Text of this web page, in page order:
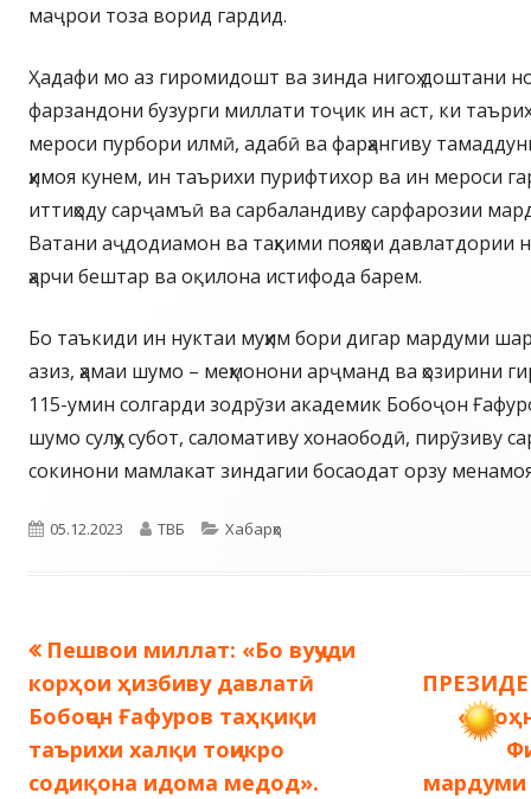
маҷрои тоза ворид гардид.
Ҳадафи мо аз гиромидошт ва зинда нигоҳ доштани
фарзандони бузурги миллати тоҷик ин аст, ки
мероси пурбори илмӣ, адабӣ ва фарҳангиву
ҳимоя кунем, ин таърихи пурифтихор ва ин мероси
иттиҳоду сарҷамъӣ ва сарбаландиву сарфарозии
Ватани аҷдодиамон ва таҳкими пояҳои
ҳарчи бештар ва оқилона истифода барем.
Бо таъкиди ин нуктаи муҳим бори дигар мардуми
азиз, ҳамаи шумо – меҳмонони арҷманд ва ҳозирини
115-умин солгарди зодрӯзи академик Бобоҷон
шумо сулҳу субот, саломативу хонаободӣ, пирӯзиву
сокинони мамлакат зиндагии босаодат орзу
Опубликовано
05.12.2023 Автор
ТВБ Рубрики
Хабарҳо
Навигация
по
записям
Предыдущая
запись:
Пешвои миллат: «Бо вуҷуди
корҳои ҳизбиву давлатӣ
Бобоҷон Ғафуров таҳқиқи
таърихи халқи тоҷикро
содиқона идома медод».
мардуми